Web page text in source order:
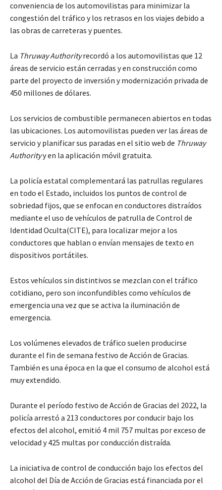
conveniencia de los automovilistas para minimizar la
congestión del tráfico y los retrasos en los viajes debido a
las obras de carreteras y puentes.
La Thruway Authorityrecordó a los automovilistas que 12
áreas de servicio están cerradas y en construcción como
parte del proyecto de inversión y modernización privada de
450 millones de dólares.
Los servicios de combustible permanecen abiertos en todas
las ubicaciones. Los automovilistas pueden ver las áreas de
servicio y planificar sus paradas en el sitio web de Thruway
Authorityy en la aplicación móvil gratuita.
La policía estatal complementará las patrullas regulares
en todo el Estado, incluidos los puntos de control de
sobriedad fijos, que se enfocan en conductores distraídos
mediante el uso de vehículos de patrulla de Control de
Identidad Oculta(CITE), para localizar mejor a los
conductores que hablan o envían mensajes de texto en
dispositivos portátiles.
Estos vehículos sin distintivos se mezclan con el tráfico
cotidiano, pero son inconfundibles como vehículos de
emergencia una vez que se activa la iluminación de
emergencia.
Los volúmenes elevados de tráfico suelen producirse
durante el fin de semana festivo de Acción de Gracias.
También es una época en la que el consumo de alcohol está
muy extendido.
Durante el período festivo de Acción de Gracias del 2022, la
policía arrestó a 213 conductores por conducir bajo los
efectos del alcohol, emitió 4 mil 757 multas por exceso de
velocidad y 425 multas por conducción distraída.
La iniciativa de control de conducción bajo los efectos del
alcohol del Día de Acción de Gracias está financiada por el